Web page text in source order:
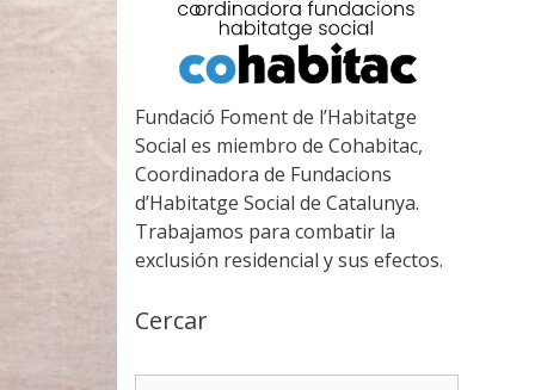
Fundació Foment de l’Habitatge
Social es miembro de Cohabitac,
Coordinadora de Fundacions
d’Habitatge Social de Catalunya.
Trabajamos para combatir la
exclusión residencial y sus efectos.
Cercar